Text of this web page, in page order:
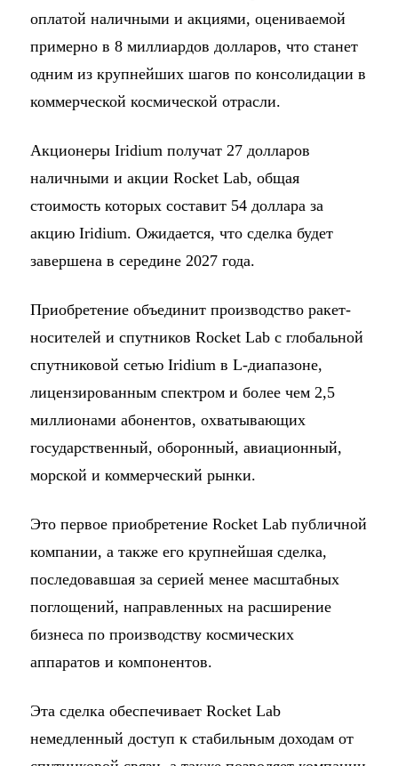
оплатой наличными и акциями, оцениваемой
примерно в 8 миллиардов долларов, что станет
одним из крупнейших шагов по консолидации в
коммерческой космической отрасли.
Акционеры Iridium получат 27 долларов
наличными и акции Rocket Lab, общая
стоимость которых составит 54 доллара за
акцию Iridium. Ожидается, что сделка будет
завершена в середине 2027 года.
Приобретение объединит производство ракет-
носителей и спутников Rocket Lab с глобальной
спутниковой сетью Iridium в L-диапазоне,
лицензированным спектром и более чем 2,5
миллионами абонентов, охватывающих
государственный, оборонный, авиационный,
морской и коммерческий рынки.
Это первое приобретение Rocket Lab публичной
компании, а также его крупнейшая сделка,
последовавшая за серией менее масштабных
поглощений, направленных на расширение
бизнеса по производству космических
аппаратов и компонентов.
Эта сделка обеспечивает Rocket Lab
немедленный доступ к стабильным доходам от